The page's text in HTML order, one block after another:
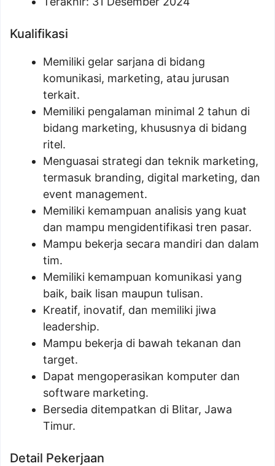
Kualifikasi
Memiliki gelar sarjana di bidang
komunikasi, marketing, atau jurusan
terkait.
Memiliki pengalaman minimal 2 tahun di
bidang marketing, khususnya di bidang
ritel.
Menguasai strategi dan teknik marketing,
termasuk branding, digital marketing, dan
event management.
Memiliki kemampuan analisis yang kuat
dan mampu mengidentifikasi tren pasar.
Mampu bekerja secara mandiri dan dalam
tim.
Memiliki kemampuan komunikasi yang
baik, baik lisan maupun tulisan.
Kreatif, inovatif, dan memiliki jiwa
leadership.
Mampu bekerja di bawah tekanan dan
target.
Dapat mengoperasikan komputer dan
software marketing.
Bersedia ditempatkan di Blitar, Jawa
Timur.
Detail Pekerjaan